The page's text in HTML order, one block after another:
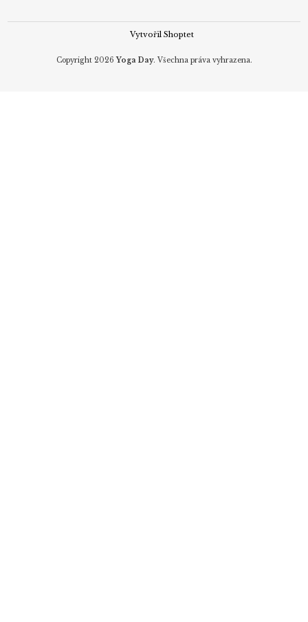
Vytvořil Shoptet
Copyright 2026 Yoga Day. Všechna práva vyhrazena.